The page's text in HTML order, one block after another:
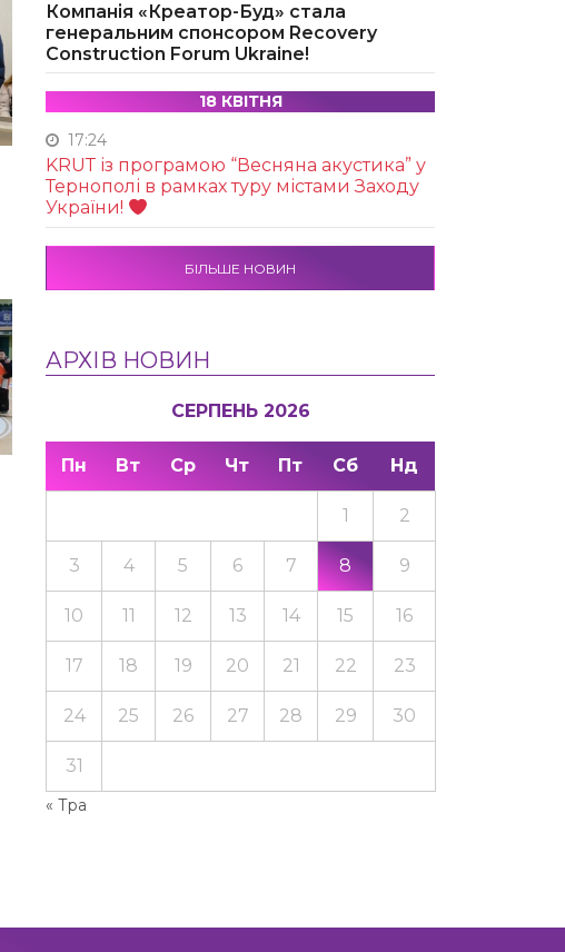
Компанія «Креатор-Буд» стала
генеральним спонсором Recovery
Construction Forum Ukraine!
18 КВІТНЯ
17:24
KRUТ із програмою “Весняна акустика” у
Тернополі в рамках туру містами Заходу
України!
БІЛЬШЕ НОВИН
АРХІВ НОВИН
СЕРПЕНЬ 2026
Пн Вт Ср Чт Пт Сб Нд
« Тра
1 2
3 4 5 6 7 8 9
10 11 12 13 14 15 16
17 18 19 20 21 22 23
24 25 26 27 28 29 30
31